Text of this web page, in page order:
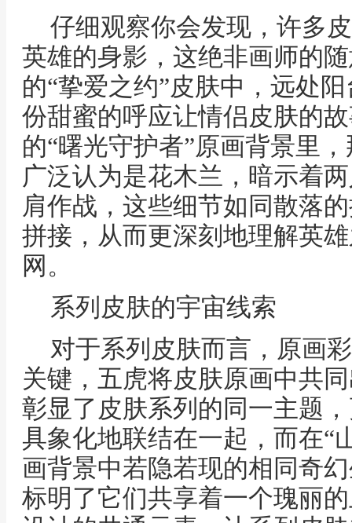
仔细观察你会发现，许多
英雄的身影，这绝非画师的
的“挚爱之约”皮肤中，远处
份甜蜜的呼应让情侣皮肤的
的“曙光守护者”原画背景里
广泛认为是花木兰，暗示着
肩作战，这些细节如同散落
拼接，从而更深刻地理解英
网。
系列皮肤的宇宙线索
对于系列皮肤而言，原画
关键，五虎将皮肤原画中共
彰显了皮肤系列的同一主题
具象化地联结在一起，而在“
画背景中若隐若现的相同奇
标明了它们共享着一个瑰丽